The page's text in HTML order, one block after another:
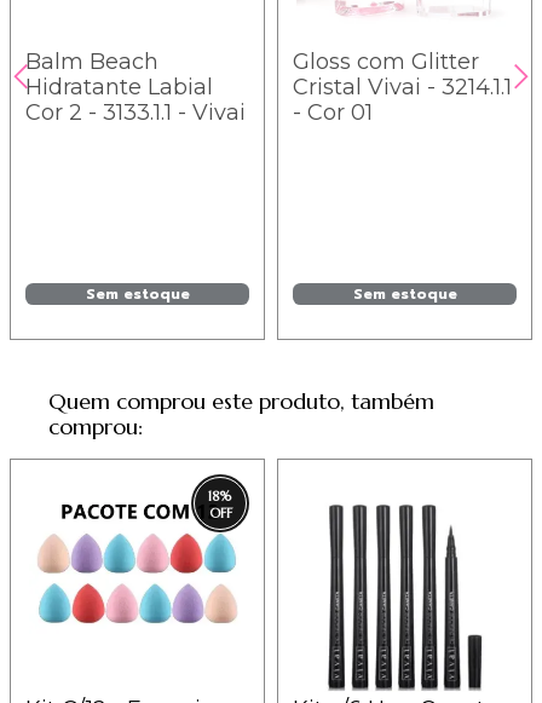
Balm Beach
Hidratante Labial
Cor 2 - 3133.1.1 - Vivai
Sem estoque
Gloss com Glitter
Cristal Vivai - 3214.1.1
- Cor 01
Sem estoque
Quem comprou este produto, também
comprou:
18%